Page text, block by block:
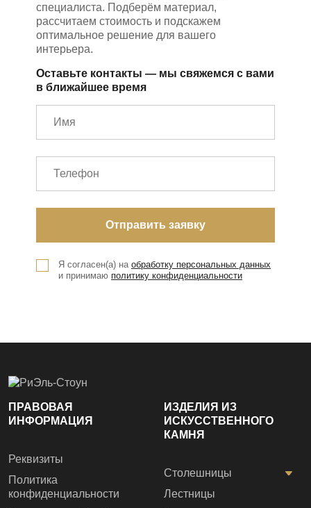
специалиста. Подберём материал,
рассчитаем стоимость и подскажем
оптимальное решение для вашего
интерьера.
Оставьте контакты — мы свяжемся с вами
в ближайшее время
Я согласен(а) на обработку персональных данных
и принимаю политику конфиденциальности
ПРАВОВАЯ
ИНФОРМАЦИЯ
Реквизиты
Политика
конфиденциальности
ИЗДЕЛИЯ ИЗ
ИСКУССТВЕННОГО
КАМНЯ
Столешницы
Лестницы